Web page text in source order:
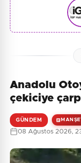
Anadolu
çekiciye
GÜNDEM
08 Ağustos 2026,